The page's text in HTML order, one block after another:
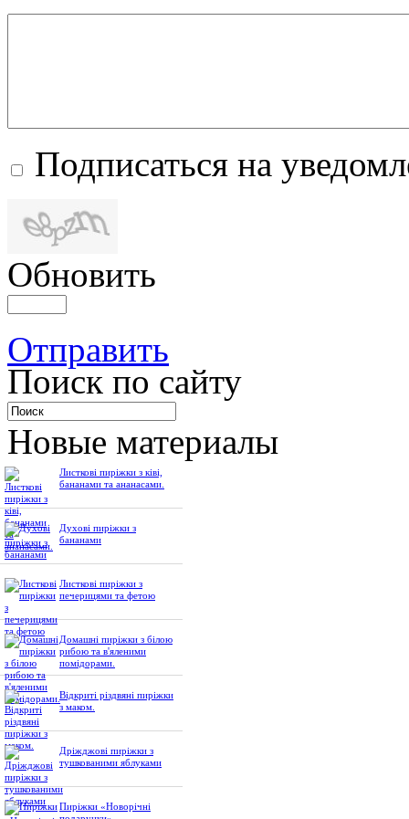
Подписаться на
Обновить
Отправить
Поиск по сайту
Новые материалы
Листкові пиріжки з ківі,
бананами та ананасами.
Духові пиріжки з
бананами
Листкові пиріжки з
печерицями та фетою
Домашні пиріжки з білою
рибою та в'яленими
помідорами.
Відкриті різдвяні пиріжки
з маком.
Дріжджові пиріжки з
тушкованими яблуками
Пиріжки «Новорічні